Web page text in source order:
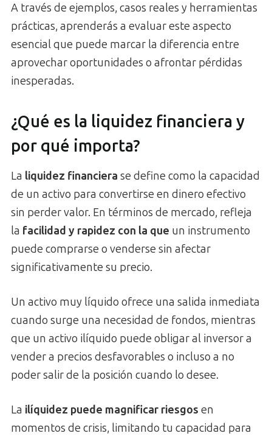
A través de ejemplos, casos reales y herramientas
prácticas, aprenderás a evaluar este aspecto
esencial que puede marcar la diferencia entre
aprovechar oportunidades o afrontar pérdidas
inesperadas.
¿Qué es la liquidez financiera y
por qué importa?
La liquidez financiera se define como la capacidad
de un activo para convertirse en dinero efectivo
sin perder valor. En términos de mercado, refleja
la facilidad y rapidez con la que un instrumento
puede comprarse o venderse sin afectar
significativamente su precio.
Un activo muy líquido ofrece una salida inmediata
cuando surge una necesidad de fondos, mientras
que un activo ilíquido puede obligar al inversor a
vender a precios desfavorables o incluso a no
poder salir de la posición cuando lo desee.
La ilíquidez puede magnificar riesgos en
momentos de crisis, limitando tu capacidad para